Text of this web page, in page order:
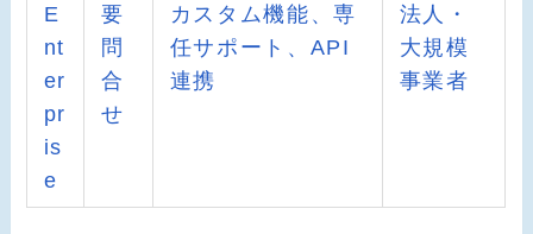
E
nt
er
pr
is
e
要
問
合
せ
カスタム機能、専
任サポート、API
連携
法人・
大規模
事業者